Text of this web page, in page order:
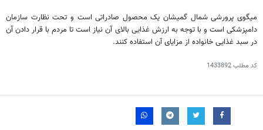
میگوی پرورشی شمال گمیشان یک محصول صادراتی است و تحت نظارت سازمان
دامپزشکی است و با توجه به ارزش غذایی بالای آن نیاز است تا مردم با قرار دادن آن
در سبد غذایی خانواده از مزایای آن استفاده کنند.
کد مطلب1433892